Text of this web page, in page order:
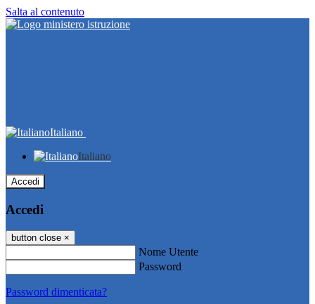
Salta al contenuto
Italiano
Italiano
Accedi
Accedi
button close ×
Nome Utente
Password
Password dimenticata?